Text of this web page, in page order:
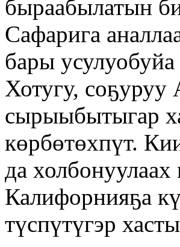
быраабылатын
Сафарига
бары
Хотугу, соҕуруу
сырыыбытыгар
көрбөтөхпүт.
да
Калифорнияҕа
түспүтүгэр